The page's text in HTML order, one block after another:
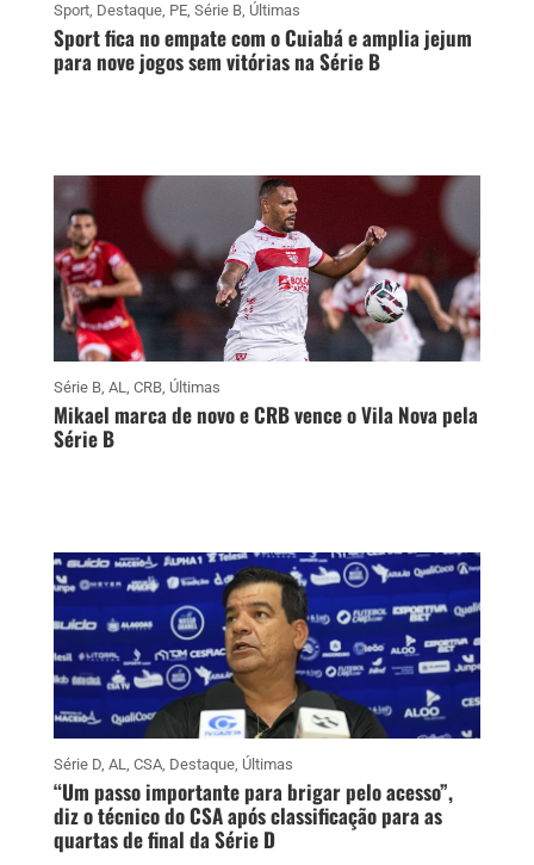
Sport, Destaque, PE, Série B, Últimas
Sport fica no empate com o Cuiabá e amplia jejum
para nove jogos sem vitórias na Série B
Série B, AL, CRB, Últimas
Mikael marca de novo e CRB vence o Vila Nova pela
Série B
Série D, AL, CSA, Destaque, Últimas
“Um passo importante para brigar pelo acesso”,
diz o técnico do CSA após classificação para as
quartas de final da Série D